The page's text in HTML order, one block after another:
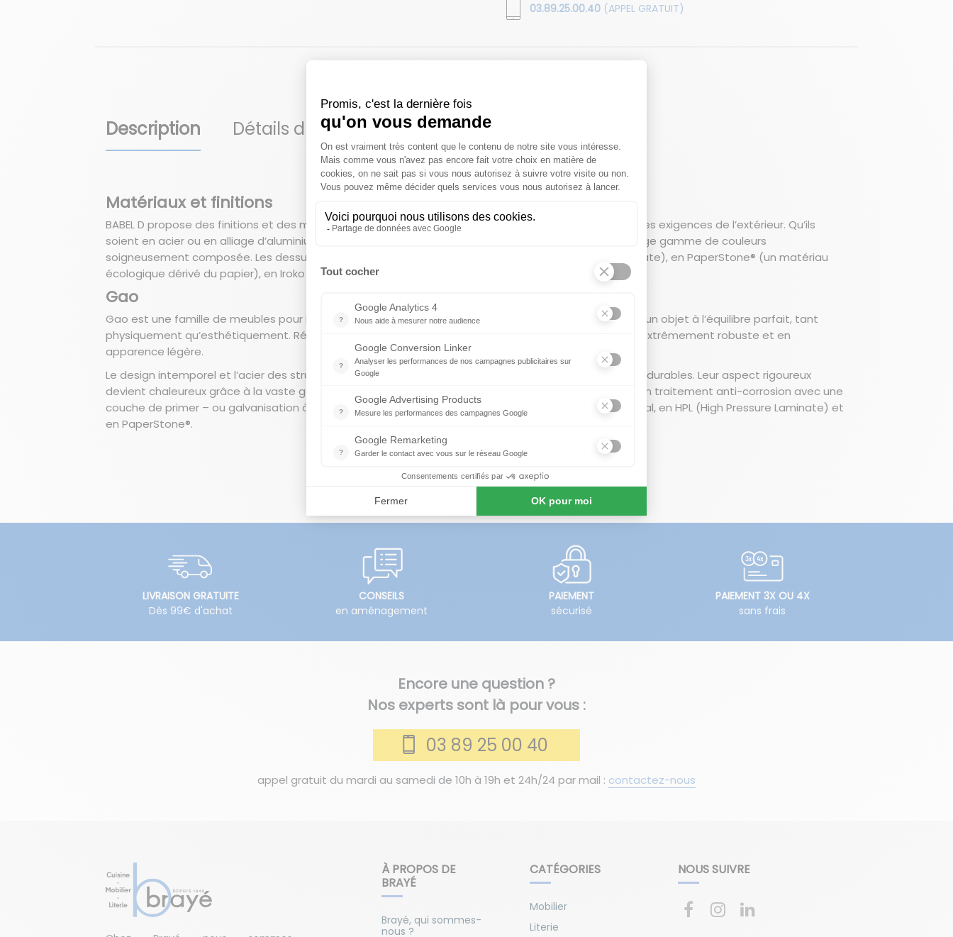
03.89.25.00.40 (APPEL GRATUIT)
Description Détails du produit À propos de Babel D
Matériaux et finitions
BABEL D propose des finitions et des matériaux soigneusement sélectionnés pour répondre à toutes les exigences de l’extérieur. Qu’ils
soient en acier ou en alliage d’aluminium, nos meubles sont revêtus de poudre polyester dans une large gamme de couleurs
soigneusement composée. Les dessus des tables peuvent être en acier, en HPL (High Pressure Laminate), en PaperStone® (un matériau
écologique dérivé du papier), en Iroko ou en Grés, et ils sont disponibles dans différentes couleurs.
Gao
Gao est une famille de meubles pour l’extérieur et l’intérieur dont le premier exemplaire, la chaise, est un objet à l’équilibre parfait, tant
physiquement qu’esthétiquement. Réalisée en acier, comme tous les meubles Gao, elle est à la fois extrêmement robuste et en
apparence légère.
Le design intemporel et l’acier des structures rendent ces produits physiquement et esthétiquement durables. Leur aspect rigoureux
devient chaleureux grâce à la vaste gamme de couleurs des structures métalliques (protégées par un traitement anti-corrosion avec une
couche de primer – ou galvanisation à la demande –) et des plateaux des tables, disponibles en métal, en HPL (High Pressure Laminate) et
en PaperStone®.
Encore une question ?
Nos experts sont là pour vous :
03 89 25 00 40
appel gratuit du mardi au samedi de 10h à 19h et 24h/24 par mail : contactez-nous
LIVRAISON GRATUITE
Dès 99€ d'achat
CONSEILS
en aménagement
PAIEMENT
sécurisé
PAIEMENT 3X OU 4X
sans frais
À PROPOS DE
BRAYÉ
Brayé, qui sommes-
nous ?
CATÉGORIES
Mobilier
Literie
NOUS SUIVRE